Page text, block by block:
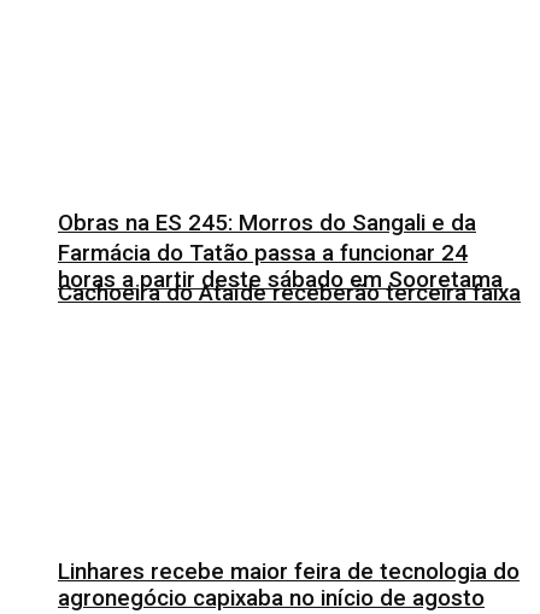
Obras na ES 245: Morros do Sangali e da
Cachoeira do Ataíde receberão terceira faixa
Farmácia do Tatão passa a funcionar 24
horas a partir deste sábado em Sooretama
Linhares recebe maior feira de tecnologia do
agronegócio capixaba no início de agosto